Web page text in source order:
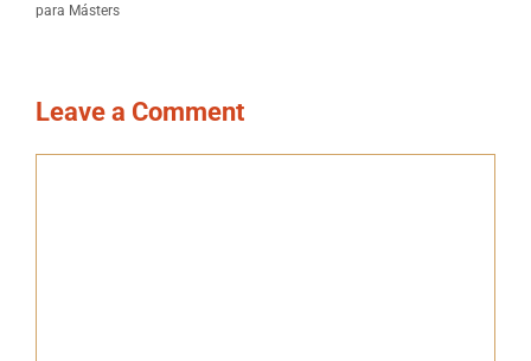
para Másters
Leave a Comment